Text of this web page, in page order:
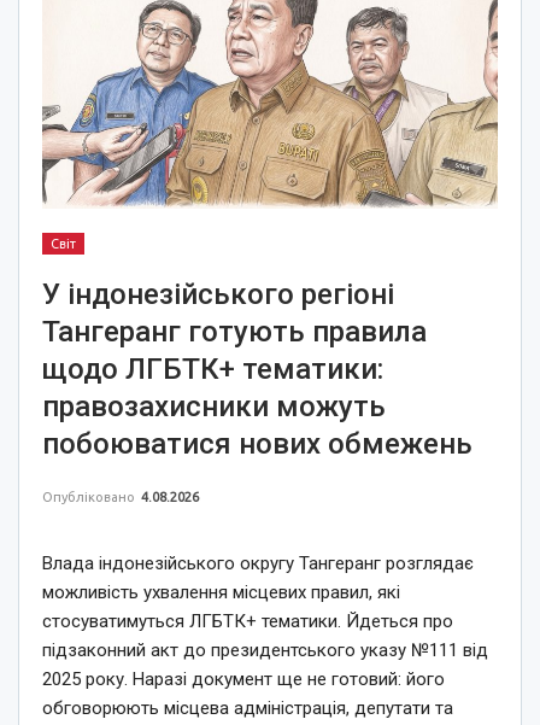
Світ
У індонезійського регіоні
Тангеранг готують правила
щодо ЛГБТК+ тематики:
правозахисники можуть
побоюватися нових обмежень
Опубліковано 4.08.2026
Влада індонезійського округу Тангеранг розглядає
можливість ухвалення місцевих правил, які
стосуватимуться ЛГБТК+ тематики. Йдеться про
підзаконний акт до президентського указу №111 від
2025 року. Наразі документ ще не готовий: його
обговорюють місцева адміністрація, депутати та